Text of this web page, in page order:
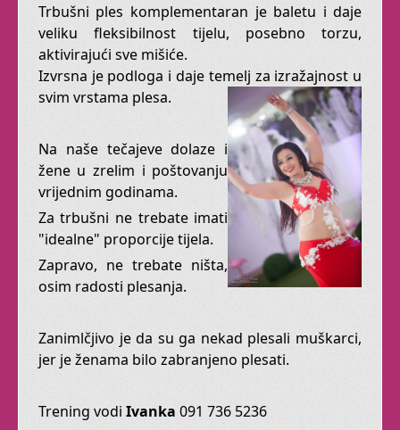
Flamenca, dobijete Tribal
Fusion.
Mističniji, s naglašenom
kostimografijom, ne
može vas ostaviti
ravnodušnima.
Kad Vam se koža naježi
dok plešete, znači da
zaista nešto dobro radite
za svoju dušu.
Baletza odrasle
Stari ste? Zahrđali?
Bolesni? Trapavi? Imate
Debeli, mršavi, visoki,
Trbušni ples komplementaran je baletu i daje
veliku fleksibilnost tijelu, posebno torzu,
aktivirajući sve mišiće.
Izvrsna je podloga i daje temelj za izražajnost u
svim vrstama plesa.
Na naše tečajeve dolaze i
žene u zrelim i poštovanju
vrijednim godinama.
Za trbušni ne trebate imati
"idealne" proporcije tijela.
Zapravo, ne trebate ništa,
osim radosti plesanja.
Zanimlčjivo je da su ga nekad plesali muškarci,
jer je ženama bilo zabranjeno plesati.
Trening vodi Ivanka 091 736 5236